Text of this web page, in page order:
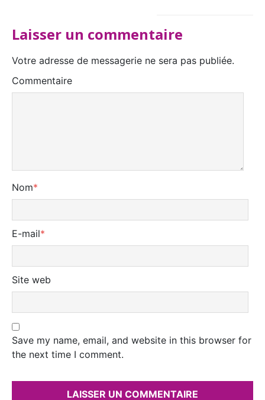
Laisser un commentaire
Votre adresse de messagerie ne sera pas publiée.
Commentaire
Nom*
E-mail*
Site web
Save my name, email, and website in this browser for
the next time I comment.